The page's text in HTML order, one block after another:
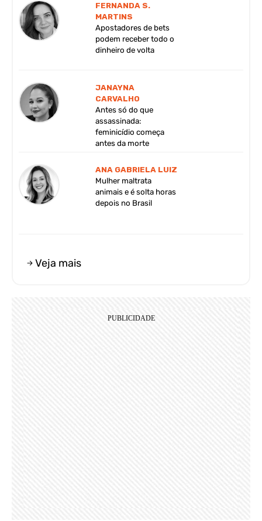
FERNANDA S.
MARTINS
Apostadores de bets
podem receber todo o
dinheiro de volta
JANAYNA
CARVALHO
Antes só do que
assassinada:
feminicídio começa
antes da morte
ANA GABRIELA LUIZ
Mulher maltrata
animais e é solta horas
depois no Brasil
Veja mais